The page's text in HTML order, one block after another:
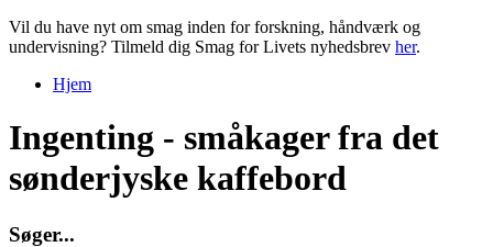
Vil du have nyt om smag inden for forskning, håndværk og
undervisning? Tilmeld dig Smag for Livets nyhedsbrev her.
Hjem
Ingenting - småkager fra det
sønderjyske kaffebord
Søger...